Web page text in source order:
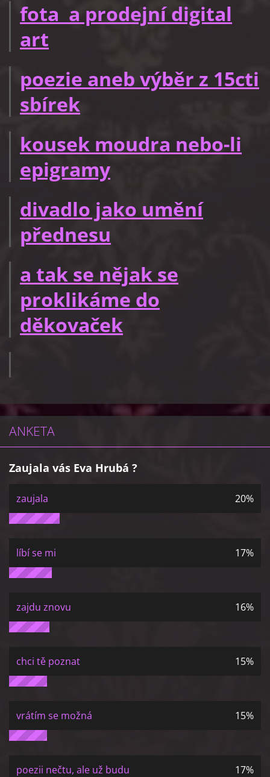
fota a prodejní digital
art
poezie aneb výběr z 15cti
sbírek
kousek moudra nebo-li
epigramy
divadlo jako umění
přednesu
a tak se nějak se
proklikáme do
děkovaček
ANKETA
Zaujala vás Eva Hrubá ?
zaujala 20%
líbí se mi 17%
zajdu znovu 16%
chci tě poznat 15%
vrátím se možná 15%
poezii nečtu, ale už budu 17%